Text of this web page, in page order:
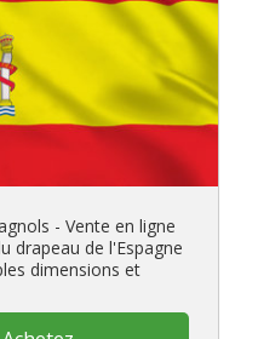
- Vente en ligne
drapeau de l'Espagne
dimensions et